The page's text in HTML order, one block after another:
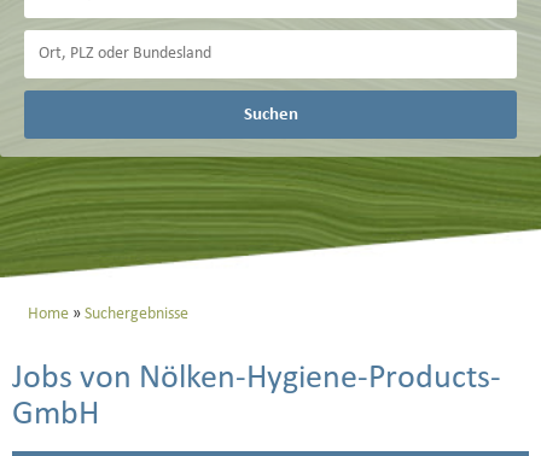
Suchen
Home Suchergebnisse
Jobs von Nölken-Hygiene-Products-
GmbH